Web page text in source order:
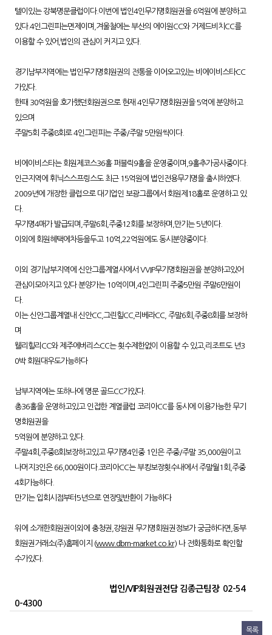
텔이있는 강북명문클럽이다.이번에 법인4인무기명회원권을 6억원에 분양하고
있다.4인그린피는면제이며,겨울철에는 부산의 에이원CC와 거제드비치CC를
이용할 수 있어,법인의 관심이 커지고 있다.
경기남부지역에는 법인무기명회원권의 전통을 이어오고있는 비에이비스타CC
가있다.
한때 30억원을 호가했던회원권으로 현재 4인무기명회원권을 5억에 분양하고
있으며
주말5회 주중8회로 4인그린피는 주중/주말 5만원씩이다.
비에이비스타는 회원제코스36홀 퍼블릭9홀을 운영중이며,9홀추가공사중이다.
인근지역에 휘닉스스프링스도 최근 15억원에 법인전용무기명을 출시하였다.
2009년에 개장한 클럽으로 대기업인 보광그룹에서 회원제18홀로 운영하고 있
다.
무기명4매가 발급되며,주말6회,주중12회를 보장하며,만기는 5년이다.
이외에 회원혜택에차등을두고 10억,22억원에도 동시분양중이다.
이외 경기남부지역에 신안그룹계열사에서 VVIP무기명회원권을 분양하고있어
관심이모아지고 있다 분양가는 10억이며,4인그린피 주중5만원 주말6만원이
다.
이는 신안그룹계열내 신안CC,그린힐CC,리베라CC, 주말6회,주중8회를 보장하
며
웰리힐리CC와 제주에버리스CC는 횟수제한없이 이용할 수 있고,리조트도 년3
0박 회원대우도가능하다
남부지역에는 또하나에 명문 골드CC가있다.
총36홀을 운영하고있고 인접한 계열클럽 코리아CC를 동시에 이용가능한 무기
명회원권을
5억원에 분양하고 있다.
주말4회,주중8회보장하고있고 무기명4인중 1인은 주중/주말 35,000원이고
나머지3인은 66,000원이다.코리아CC는 부킹보장횟수내에서 주말월1회,주중
4회가능하다.
만기는 입회시점부터5년으로 연장및반환이 가능하다
위에 소개한회원권이외에 충청권,강원권 무기명회원권정보가 궁금하다면,동부
회원권거래소(주)홈페이지 (www.dbm-market.co.kr) 나 전화통화로 확인할
수가있다.
법인/VIP회원권전담 김종근팀장 02-54
0-4300
목록